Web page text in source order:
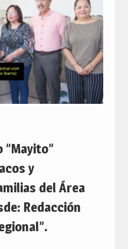
“Mayito”
y
del Área
Redacción